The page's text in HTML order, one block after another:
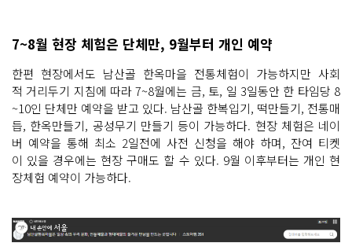
7~8월 현장 체험은 단체만, 9월부터 개인 예약
한편 현장에서도 남산골 한옥마을 전통체험이 가능하지만 사회
적 거리두기 지침에 따라 7~8월에는 금, 토, 일 3일동안 한 타임당 8
~10인 단체만 예약을 받고 있다. 남산골 한복입기, 떡만들기, 전통매
듭, 한옥만들기, 공성무기 만들기 등이 가능하다. 현장 체험은 네이
버 예약을 통해 최소 2일전에 사전 신청을 해야 하며, 잔여 티켓
이 있을 경우에는 현장 구매도 할 수 있다. 9월 이후부터는 개인 현
장체험 예약이 가능하다.